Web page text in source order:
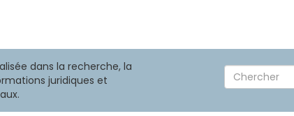
dans la recherche, la
juridiques et